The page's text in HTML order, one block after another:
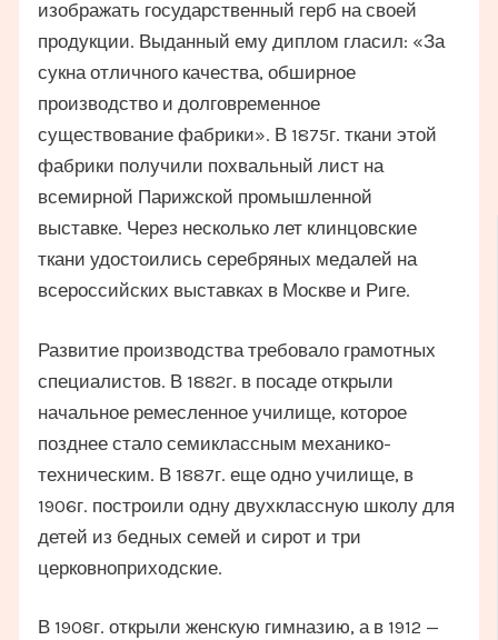
изображать государственный герб на своей
продукции. Выданный ему диплом гласил: «За
сукна отличного качества, обширное
производство и долговременное
существование фабрики». В 1875г. ткани этой
фабрики получили похвальный лист на
всемирной Парижской промышленной
выставке. Через несколько лет клинцовские
ткани удостоились серебряных медалей на
всероссийских выставках в Москве и Риге.
Развитие производства требовало грамотных
специалистов. В 1882г. в посаде открыли
начальное ремесленное училище, которое
позднее стало семиклассным механико-
техническим. В 1887г. еще одно училище, в
1906г. построили одну двухклассную школу для
детей из бедных семей и сирот и три
церковноприходские.
В 1908г. открыли женскую гимназию, а в 1912 —